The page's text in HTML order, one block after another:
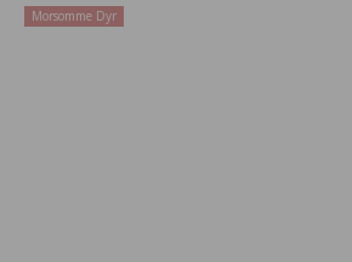
Morsomme Dyr